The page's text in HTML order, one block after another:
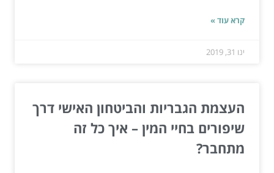
קרא עוד »
ינו 31, 2019
העצמת הגבריות והביטחון האישי דרך
שיפורים בחיי המין – איך כל זה
מתחבר?